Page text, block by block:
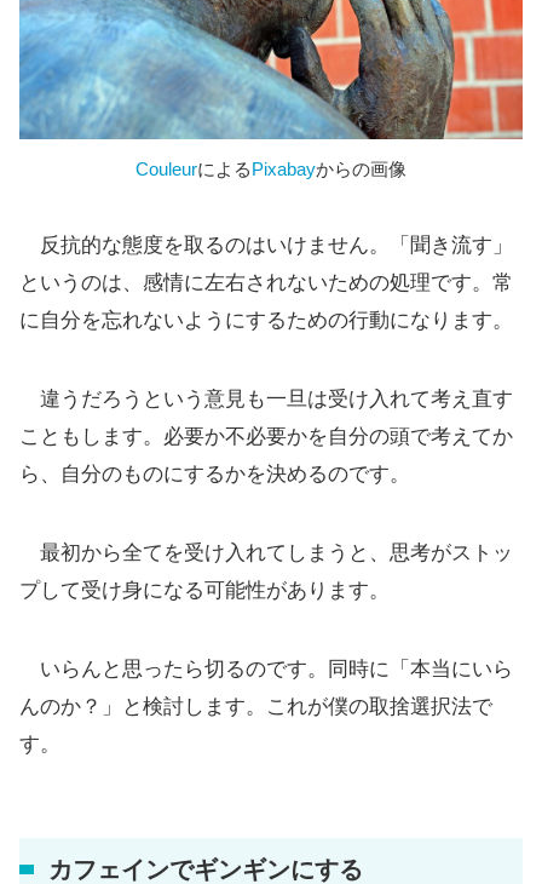
CouleurによるPixabayからの画像
反抗的な態度を取るのはいけません。「聞き流す」
というのは、感情に左右されないための処理です。常
に自分を忘れないようにするための行動になります。
違うだろうという意見も一旦は受け入れて考え直す
こともします。必要か不必要かを自分の頭で考えてか
ら、自分のものにするかを決めるのです。
最初から全てを受け入れてしまうと、思考がストッ
プして受け身になる可能性があります。
いらんと思ったら切るのです。同時に「本当にいら
んのか？」と検討します。これが僕の取捨選択法で
す。
カフェインでギンギンにする